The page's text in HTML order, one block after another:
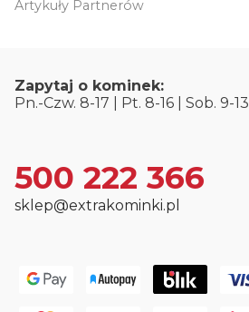
Artykuły Partnerów
Zapytaj o kominek:
Pn.-Czw. 8-17 | Pt. 8-16 | Sob. 9-13
500 222 366
sklep@extrakominki.pl